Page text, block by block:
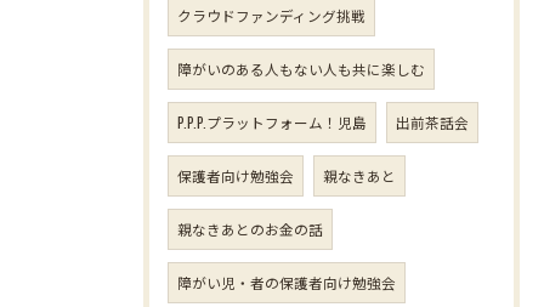
クラウドファンディング挑戦
障がいのある人もない人も共に楽しむ
P.P.P.プラットフォーム！児島 出前茶話会
保護者向け勉強会 親なきあと
親なきあとのお金の話
障がい児・者の保護者向け勉強会